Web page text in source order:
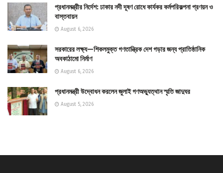
প্রধানমন্ত্রীর নির্দেশ: ঢাকার নদী দূষণ রোধে কার্যকর কর্মপরিকল্পনা প্রণয়ন ও
বাস্তবায়ন
August 6, 2026
সরকারের লক্ষ্য—শিকলমুক্ত গণতান্ত্রিক দেশ গড়ার জন্য প্রাতিষ্ঠানিক
অবকাঠামো নির্মাণ
August 6, 2026
প্রধানমন্ত্রী উদ্বোধন করলেন জুলাই গণঅভ্যুত্থান স্মৃতি জাদুঘর
August 5, 2026